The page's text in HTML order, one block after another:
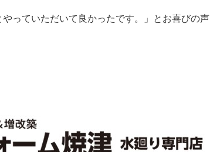
っていただいて良かったです。」とお喜びの声